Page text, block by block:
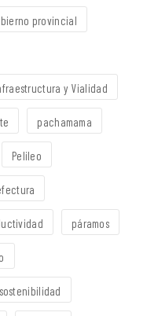
provincial
y Vialidad
pachamama
Pelileo
páramos
sostenibilidad